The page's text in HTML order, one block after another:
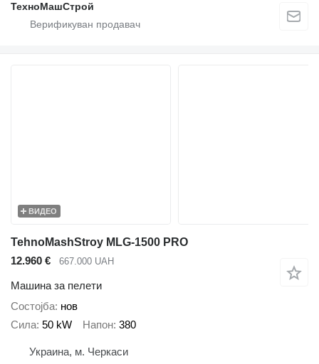
ТехноМашСтрой
ВИДЕО
TehnoMashStroy MLG-1500 PRO
12.960 €
667.000 UAH
Машина за пелети
Состојба нов
Сила 50 kW Напон 380
Украина, м. Черкаси